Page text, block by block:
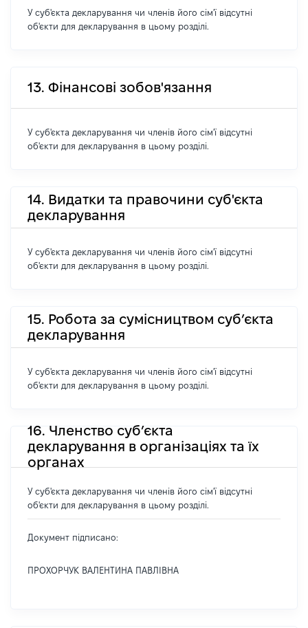
У суб'єкта декларування чи членів його сім'ї відсутні
об'єкти для декларування в цьому розділі.
13. Фінансові зобов'язання
У суб'єкта декларування чи членів його сім'ї відсутні
об'єкти для декларування в цьому розділі.
14. Видатки та правочини суб'єкта
декларування
У суб'єкта декларування чи членів його сім'ї відсутні
об'єкти для декларування в цьому розділі.
15. Робота за сумісництвом суб’єкта
декларування
У суб'єкта декларування чи членів його сім'ї відсутні
об'єкти для декларування в цьому розділі.
16. Членство суб’єкта
декларування в організаціях та їх
органах
У суб'єкта декларування чи членів його сім'ї відсутні
об'єкти для декларування в цьому розділі.
Документ підписано:
ПРОХОРЧУК ВАЛЕНТИНА ПАВЛІВНА